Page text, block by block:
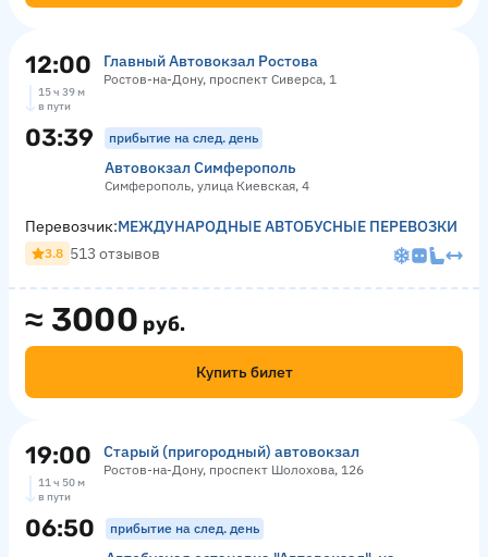
12:00 Главный Автовокзал Ростова
Ростов-на-Дону, проспект Сиверса, 1
15 ч 39 м
в пути
03:39 прибытие на след. день
Автовокзал Симферополь
Симферополь, улица Киевская, 4
≈ 3000 руб.
Купить билет
Перевозчик:МЕЖДУНАРОДНЫЕ АВТОБУСНЫЕ ПЕРЕВОЗКИ
3.8 513 отзывов
19:00 Старый (пригородный) автовокзал
Ростов-на-Дону, проспект Шолохова, 126
11 ч 50 м
в пути
06:50 прибытие на след. день